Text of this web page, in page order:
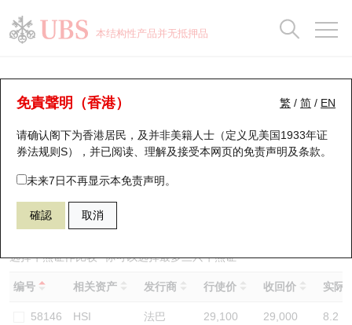
本结构性产品并无抵押品
繁 / 简 / EN
免責聲明（香港）
请确认阁下为香港居民，及并非美籍人士（定义见美国1933年证
券法规则S），并已阅读、理解及接受本网页的免责声明及条款。
未来7日不再显示本免责声明。
確認 取消
牛熊证分析仪
表现 街货统计 比较
53906 瑞银熊证 HSI 恒生指数
选择牛熊证作比较 *你可以选择最多三只牛熊证
编号 相关资产 发行商 行使价 收回价 实际
58146 HSI 法巴 29,100 29,000 8.2
瑞银认股证一览
新发行瑞银认股证
即将到期认股证
认股证到期结算价查找
认股证分析仪
认股证速算机
街货统计
比较
牛熊全景快搜
牛熊证搜寻
牛熊证街货分布图
正股牛熊证列表
新发行瑞银牛熊证
已收回牛熊证剩余价值
街货统计
比较
十大升幅/跌幅
十大认股证成交分布
十天股证占大市成交
资金流
街货统计
三十大平均引伸波幅
正股分析仪
二十大活跃股份
恒指成份股
国指成份股
科指成份股
相关资产沽空
持股比重
显示所有持股比重
每月轮证大市专题
轮证专栏
讲座及教育短片
认股证投资者教育
牛熊证投资者教育
认股证牛熊证常问问题